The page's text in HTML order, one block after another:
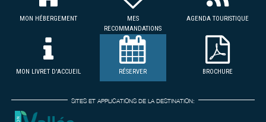
MON HÉBERGEMENT
MES
RECOMMANDATIONS
AGENDA TOURISTIQUE
MON LIVRET D'ACCUEIL RÉSERVER BROCHURE
SITES ET APPLICATIONS DE LA DESTINATION: